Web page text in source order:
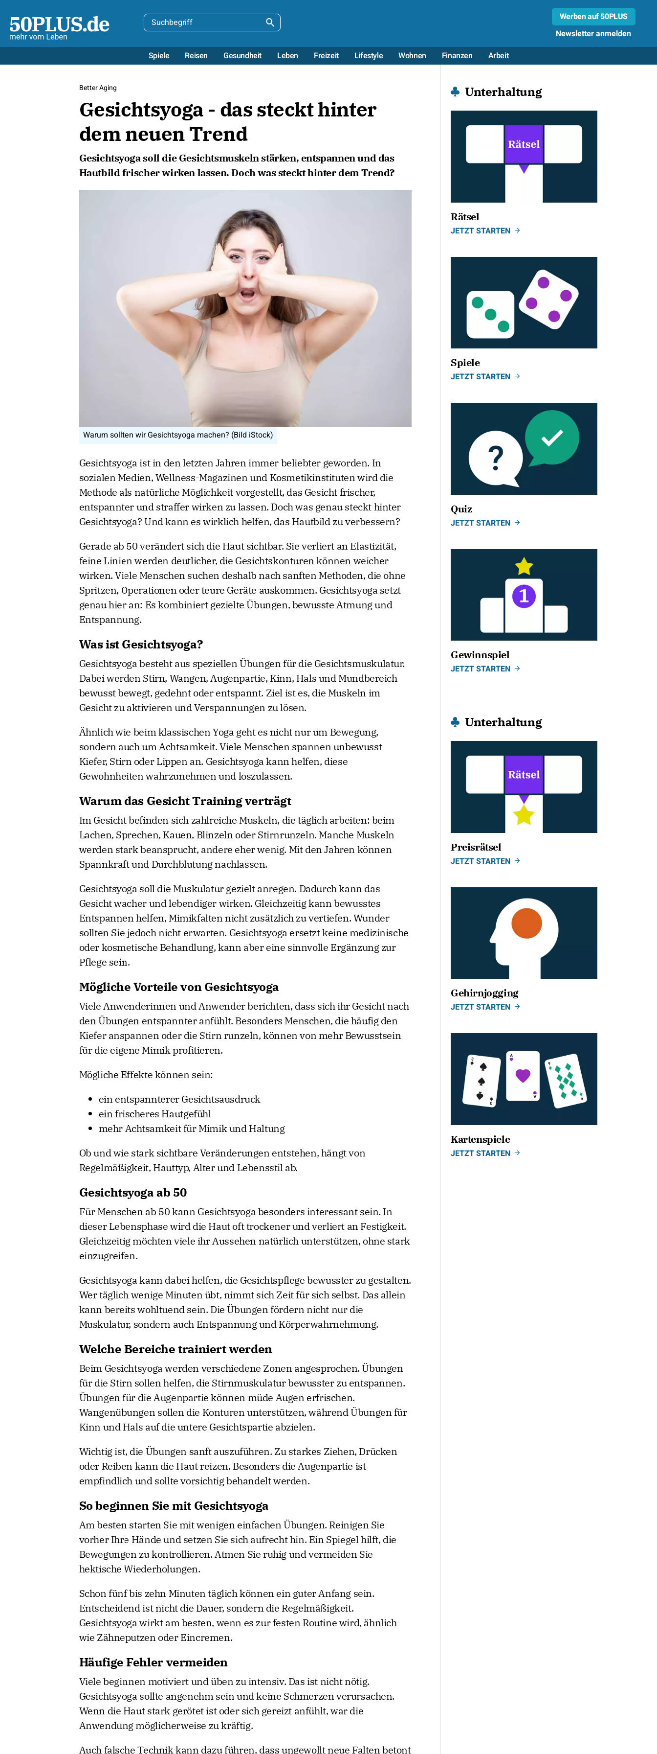
Werben auf 50PLUS
Newsletter anmelden
Spiele
Reisen Gesundheit Leben Freizeit Lifestyle Wohnen Finanzen Arbeit
Better Aging
Gesichtsyoga - das steckt hinter
dem neuen Trend
Gesichtsyoga soll die Gesichtsmuskeln stärken, entspannen und das
Hautbild frischer wirken lassen. Doch was steckt hinter dem Trend?
Warum sollten wir Gesichtsyoga machen? (Bild iStock)
Gesichtsyoga ist in den letzten Jahren immer beliebter geworden. In
sozialen Medien, Wellness-Magazinen und Kosmetikinstituten wird die
Methode als natürliche Möglichkeit vorgestellt, das Gesicht frischer,
entspannter und straffer wirken zu lassen. Doch was genau steckt hinter
Gesichtsyoga? Und kann es wirklich helfen, das Hautbild zu verbessern?
Gerade ab 50 verändert sich die Haut sichtbar. Sie verliert an Elastizität,
feine Linien werden deutlicher, die Gesichtskonturen können weicher
wirken. Viele Menschen suchen deshalb nach sanften Methoden, die ohne
Spritzen, Operationen oder teure Geräte auskommen. Gesichtsyoga setzt
genau hier an: Es kombiniert gezielte Übungen, bewusste Atmung und
Entspannung.
Was ist Gesichtsyoga?
Gesichtsyoga besteht aus speziellen Übungen für die Gesichtsmuskulatur.
Dabei werden Stirn, Wangen, Augenpartie, Kinn, Hals und Mundbereich
bewusst bewegt, gedehnt oder entspannt. Ziel ist es, die Muskeln im
Gesicht zu aktivieren und Verspannungen zu lösen.
Ähnlich wie beim klassischen Yoga geht es nicht nur um Bewegung,
sondern auch um Achtsamkeit. Viele Menschen spannen unbewusst
Kiefer, Stirn oder Lippen an. Gesichtsyoga kann helfen, diese
Gewohnheiten wahrzunehmen und loszulassen.
Warum das Gesicht Training verträgt
Im Gesicht befinden sich zahlreiche Muskeln, die täglich arbeiten: beim
Lachen, Sprechen, Kauen, Blinzeln oder Stirnrunzeln. Manche Muskeln
werden stark beansprucht, andere eher wenig. Mit den Jahren können
Spannkraft und Durchblutung nachlassen.
Gesichtsyoga soll die Muskulatur gezielt anregen. Dadurch kann das
Gesicht wacher und lebendiger wirken. Gleichzeitig kann bewusstes
Entspannen helfen, Mimikfalten nicht zusätzlich zu vertiefen. Wunder
sollten Sie jedoch nicht erwarten. Gesichtsyoga ersetzt keine medizinische
oder kosmetische Behandlung, kann aber eine sinnvolle Ergänzung zur
Pflege sein.
Mögliche Vorteile von Gesichtsyoga
Viele Anwenderinnen und Anwender berichten, dass sich ihr Gesicht nach
den Übungen entspannter anfühlt. Besonders Menschen, die häufig den
Kiefer anspannen oder die Stirn runzeln, können von mehr Bewusstsein
für die eigene Mimik profitieren.
Mögliche Effekte können sein:
ein entspannterer Gesichtsausdruck
ein frischeres Hautgefühl
mehr Achtsamkeit für Mimik und Haltung
Ob und wie stark sichtbare Veränderungen entstehen, hängt von
Regelmäßigkeit, Hauttyp, Alter und Lebensstil ab.
Gesichtsyoga ab 50
Für Menschen ab 50 kann Gesichtsyoga besonders interessant sein. In
dieser Lebensphase wird die Haut oft trockener und verliert an Festigkeit.
Gleichzeitig möchten viele ihr Aussehen natürlich unterstützen, ohne stark
einzugreifen.
Gesichtsyoga kann dabei helfen, die Gesichtspflege bewusster zu gestalten.
Wer täglich wenige Minuten übt, nimmt sich Zeit für sich selbst. Das allein
kann bereits wohltuend sein. Die Übungen fördern nicht nur die
Muskulatur, sondern auch Entspannung und Körperwahrnehmung.
Welche Bereiche trainiert werden
Beim Gesichtsyoga werden verschiedene Zonen angesprochen. Übungen
für die Stirn sollen helfen, die Stirnmuskulatur bewusster zu entspannen.
Übungen für die Augenpartie können müde Augen erfrischen.
Wangenübungen sollen die Konturen unterstützen, während Übungen für
Kinn und Hals auf die untere Gesichtspartie abzielen.
Wichtig ist, die Übungen sanft auszuführen. Zu starkes Ziehen, Drücken
oder Reiben kann die Haut reizen. Besonders die Augenpartie ist
empfindlich und sollte vorsichtig behandelt werden.
So beginnen Sie mit Gesichtsyoga
Am besten starten Sie mit wenigen einfachen Übungen. Reinigen Sie
vorher Ihre Hände und setzen Sie sich aufrecht hin. Ein Spiegel hilft, die
Bewegungen zu kontrollieren. Atmen Sie ruhig und vermeiden Sie
hektische Wiederholungen.
Schon fünf bis zehn Minuten täglich können ein guter Anfang sein.
Entscheidend ist nicht die Dauer, sondern die Regelmäßigkeit.
Gesichtsyoga wirkt am besten, wenn es zur festen Routine wird, ähnlich
wie Zähneputzen oder Eincremen.
Häufige Fehler vermeiden
Viele beginnen motiviert und üben zu intensiv. Das ist nicht nötig.
Gesichtsyoga sollte angenehm sein und keine Schmerzen verursachen.
Wenn die Haut stark gerötet ist oder sich gereizt anfühlt, war die
Anwendung möglicherweise zu kräftig.
Auch falsche Technik kann dazu führen, dass ungewollt neue Falten betont
Unterhaltung
Rätsel
JETZT STARTEN
Spiele
JETZT STARTEN
Quiz
JETZT STARTEN
Gewinnspiel
JETZT STARTEN
Unterhaltung
Preisrätsel
JETZT STARTEN
Gehirnjogging
JETZT STARTEN
Kartenspiele
JETZT STARTEN